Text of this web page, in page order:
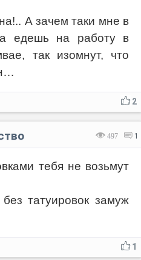
А зачем таки мне в
едешь на работу в
так изомнут, что
2
497 1
тебя не возьмут
татуировок замуж
1